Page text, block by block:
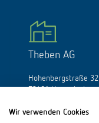
Theben AG
Hohenbergstraße 32
Wir verwenden Cookies